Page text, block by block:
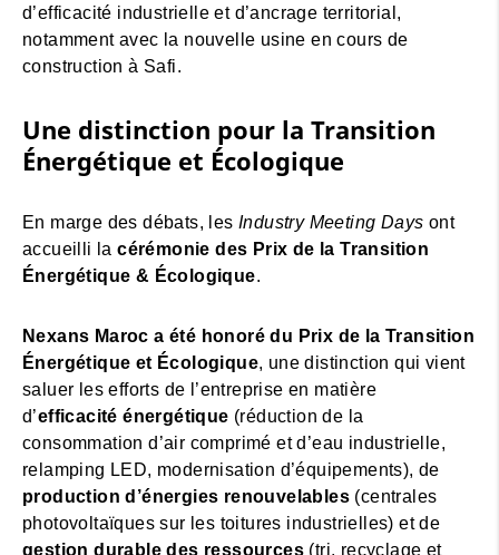
d’efficacité industrielle et d’ancrage territorial,
notamment avec la nouvelle usine en cours de
construction à Safi.
Une distinction pour la Transition
Énergétique et Écologique
En marge des débats, les Industry Meeting Days ont
accueilli lacérémonie des Prix de la Transition
Énergétique & Écologique.
Nexans Maroc a été honoré du Prix de la Transition
Énergétique et Écologique, une distinction qui vient
saluer les efforts de l’entreprise en matière
d’efficacité énergétique (réduction de la
consommation d’air comprimé et d’eau industrielle,
relamping LED, modernisation d’équipements), de
production d’énergies renouvelables (centrales
photovoltaïques sur les toitures industrielles) et de
gestion durable des ressources (tri, recyclage et